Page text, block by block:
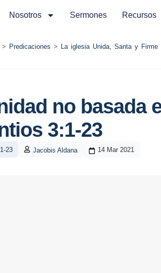
Nosotros Sermones Recursos
> Predicaciones > La iglesia Unida, Santa y Firme
no basada
3:1-23
23 Jacobis Aldana 14 Mar 2021